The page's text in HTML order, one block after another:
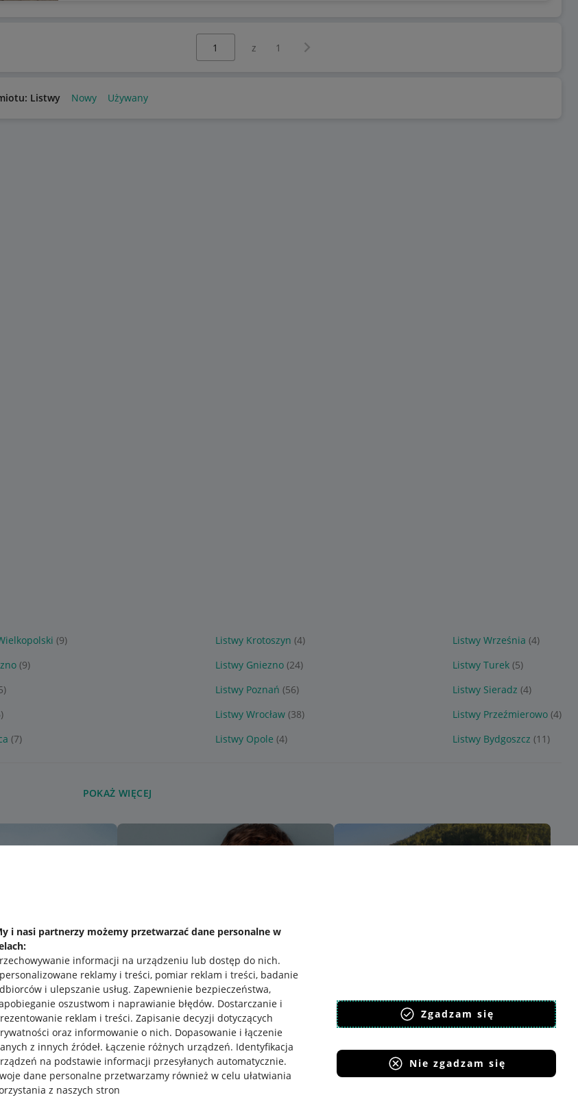
i nasi partnerzy możemy przetwarzać dane personalne w
informacji na urządzeniu lub dostęp do nich.
reklamy i treści, pomiar reklam i treści, badanie
i ulepszanie usług. Zapewnienie bezpieczeństwa,
oszustwom i naprawianie błędów. Dostarczanie i
reklam i treści. Zapisanie decyzji dotyczących
oraz informowanie o nich. Dopasowanie i łączenie
z innych źródeł. Łączenie różnych urządzeń. Identyfikacja
na podstawie informacji przesyłanych automatycznie.
dane personalne przetwarzamy również w celu ułatwiania
z naszych stron
Zgadzam się
Nie zgadzam się
z 1 Następna strona
Listwy Nowy Używany
(9) Listwy Krotoszyn (4) Listwy Września (4)
(9) Listwy Gniezno (24) Listwy Turek (5)
Listwy Poznań (56) Listwy Sieradz (4)
Listwy Wrocław (38) Listwy Przeźmierowo (4)
(7) Listwy Opole (4) Listwy Bydgoszcz (11)
POKAŻ WIĘCEJ
Pobierz aplikację